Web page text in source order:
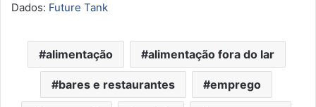
Dados: Future Tank
alimentação alimentação fora do lar
bares e restaurantes emprego